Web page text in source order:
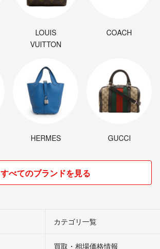
LOUIS
VUITTON
COACH
HERMES GUCCI
すべてのブランドを見る
カテゴリ一覧
買取・相場価格情報